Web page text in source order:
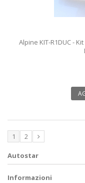
Alpine KIT-R1DUC -
1 2
Autostar
Informazioni